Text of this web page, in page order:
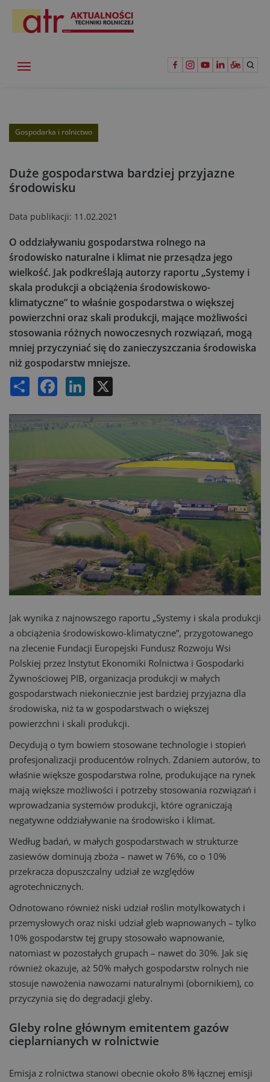
Gospodarka i rolnictwo
Duże gospodarstwa bardziej przyjazne
środowisku
Data publikacji: 11.02.2021
O oddziaływaniu gospodarstwa rolnego na
środowisko naturalne i klimat nie przesądza jego
wielkość. Jak podkreślają autorzy raportu „Systemy i
skala produkcji a obciążenia środowiskowo-
klimatyczne” to właśnie gospodarstwa o większej
powierzchni oraz skali produkcji, mające możliwości
stosowania różnych nowoczesnych rozwiązań, mogą
mniej przyczyniać się do zanieczyszczania środowiska
niż gospodarstw mniejsze.
Share Facebook LinkedIn
Jak wynika z najnowszego raportu „Systemy i skala produkcji
a obciążenia środowiskowo-klimatyczne”, przygotowanego
na zlecenie Fundacji Europejski Fundusz Rozwoju Wsi
Polskiej przez Instytut Ekonomiki Rolnictwa i Gospodarki
Żywnościowej PIB, organizacja produkcji w małych
gospodarstwach niekoniecznie jest bardziej przyjazna dla
środowiska, niż ta w gospodarstwach o większej
powierzchni i skali produkcji.
Decydują o tym bowiem stosowane technologie i stopień
profesjonalizacji producentów rolnych. Zdaniem autorów, to
właśnie większe gospodarstwa rolne, produkujące na rynek
mają większe możliwości i potrzeby stosowania rozwiązań i
wprowadzania systemów produkcji, które ograniczają
negatywne oddziaływanie na środowisko i klimat.
Według badań, w małych gospodarstwach w strukturze
zasiewów dominują zboża – nawet w 76%, co o 10%
przekracza dopuszczalny udział ze względów
agrotechnicznych.
Odnotowano również niski udział roślin motylkowatych i
przemysłowych oraz niski udział gleb wapnowanych – tylko
10% gospodarstw tej grupy stosowało wapnowanie,
natomiast w pozostałych grupach – nawet do 30%. Jak się
również okazuje, aż 50% małych gospodarstw rolnych nie
stosuje nawożenia nawozami naturalnymi (obornikiem), co
przyczynia się do degradacji gleby.
Gleby rolne głównym emitentem gazów
cieplarnianych w rolnictwie
Emisja z rolnictwa stanowi obecnie około 8% łącznej emisji